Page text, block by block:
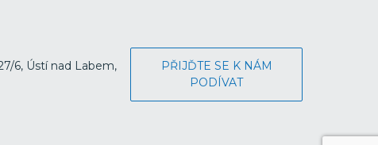
6, Ústí nad Labem,
PŘIJĎTE SE K NÁM
PODÍVAT